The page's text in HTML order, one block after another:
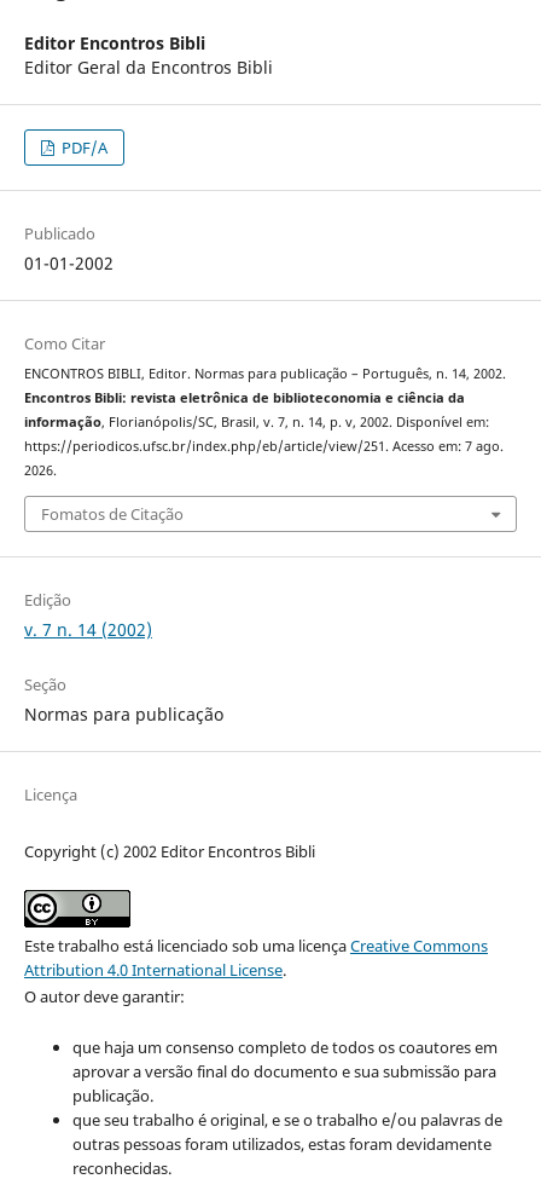
Editor Encontros Bibli
Editor Geral da Encontros Bibli
PDF/A
Publicado
01-01-2002
Como Citar
ENCONTROS BIBLI, Editor. Normas para publicação – Português, n. 14, 2002.
Encontros Bibli: revista eletrônica de biblioteconomia e ciência da
informação, Florianópolis/SC, Brasil, v. 7, n. 14, p. v, 2002. Disponível em:
https://periodicos.ufsc.br/index.php/eb/article/view/251. Acesso em: 7 ago.
2026.
Fomatos de Citação
Edição
v. 7 n. 14 (2002)
Seção
Normas para publicação
Licença
Copyright (c) 2002 Editor Encontros Bibli
Este trabalho está licenciado sob uma licençaCreative Commons
Attribution 4.0 International License.
O autor deve garantir:
que haja um consenso completo de todos os coautores em
aprovar a versão final do documento e sua submissão para
publicação.
que seu trabalho é original, e se o trabalho e/ou palavras de
outras pessoas foram utilizados, estas foram devidamente
reconhecidas.